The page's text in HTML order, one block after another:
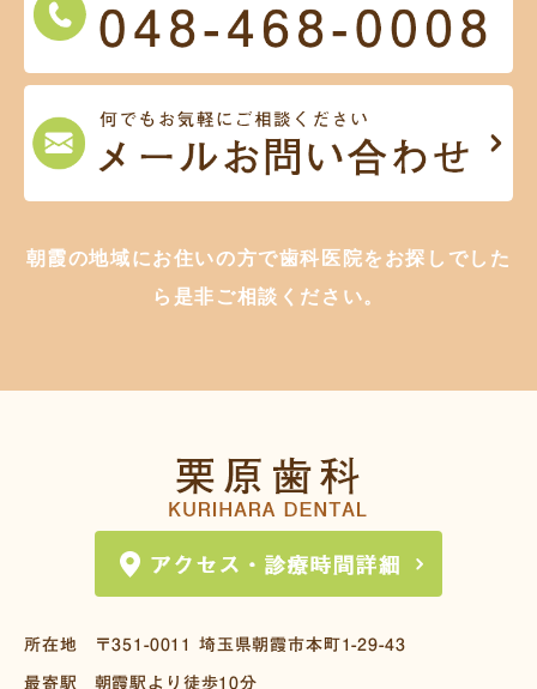
朝霞の地域にお住いの方で歯科医院をお探しでした
ら是非ご相談ください。
所在地 〒351-0011 埼玉県朝霞市本町1-29-43
最寄駅 朝霞駅より徒歩10分